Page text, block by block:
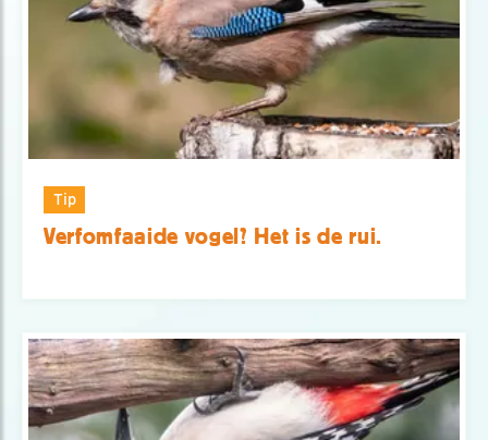
Tip
Verfomfaaide vogel? Het is de rui.